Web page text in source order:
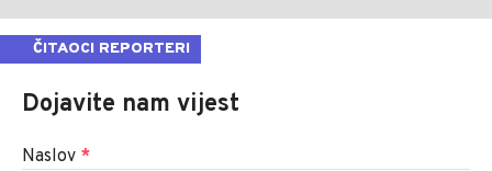
ČITAOCI REPORTERI
Dojavite nam vijest
Naslov *